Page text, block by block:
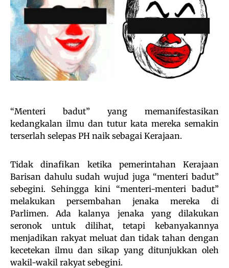
“Menteri badut” yang memanifestasikan
kedangkalan ilmu dan tutur kata mereka semakin
terserlah selepas PH naik sebagai Kerajaan.
Tidak dinafikan ketika pemerintahan Kerajaan
Barisan dahulu sudah wujud juga “menteri badut”
sebegini. Sehingga kini “menteri-menteri badut”
melakukan persembahan jenaka mereka di
Parlimen. Ada kalanya jenaka yang dilakukan
seronok untuk dilihat, tetapi kebanyakannya
menjadikan rakyat meluat dan tidak tahan dengan
kecetekan ilmu dan sikap yang ditunjukkan oleh
wakil-wakil rakyat sebegini.